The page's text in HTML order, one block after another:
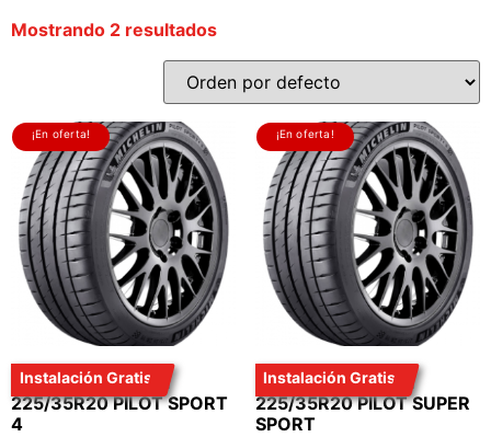
Mostrando 2 resultados
¡En oferta!
Instalación Gratis
LLANTA MICHELIN
225/35R20 PILOT SPORT
4
¡En oferta!
Instalación Gratis
LLANTA MICHELIN
225/35R20 PILOT SUPER
SPORT